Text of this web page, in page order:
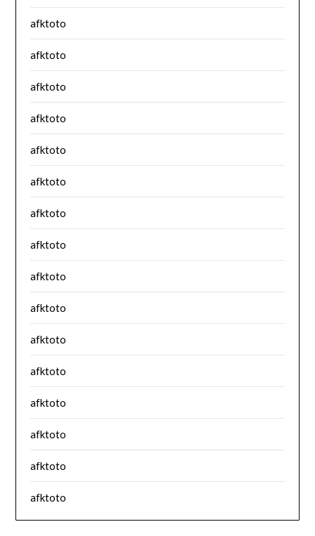
afktoto
afktoto
afktoto
afktoto
afktoto
afktoto
afktoto
afktoto
afktoto
afktoto
afktoto
afktoto
afktoto
afktoto
afktoto
afktoto